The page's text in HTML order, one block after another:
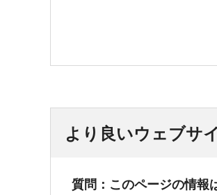
より良いウェブサ
質問：このページの情報